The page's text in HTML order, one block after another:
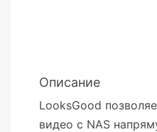
Описание
LooksGood
видео с NAS